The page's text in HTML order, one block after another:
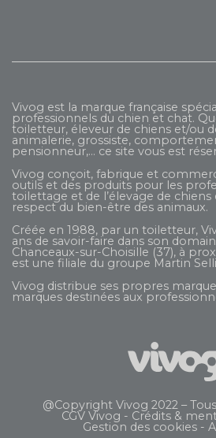
Vivog est la marque française
professionnels du chien et chat.
toiletteur, éleveur de chiens et/ou
animalerie, grossiste,
pensionneur,... ce site vous est
Vivog conçoit, fabrique et
outils et des produits pour les
toilettage et de l’élevage de chiens
respect du bien-être des animaux.
Créée en 1988, par un toiletteur,
ans de savoir-faire dans son
Chanceaux-sur-Choisille (37), à
est une filiale du groupe Martin
Vivog distribue ses propres
marques destinées aux
@Copyright Vivog 2022 –
CGV Vivog - Crédits &
Gestion des cookies -